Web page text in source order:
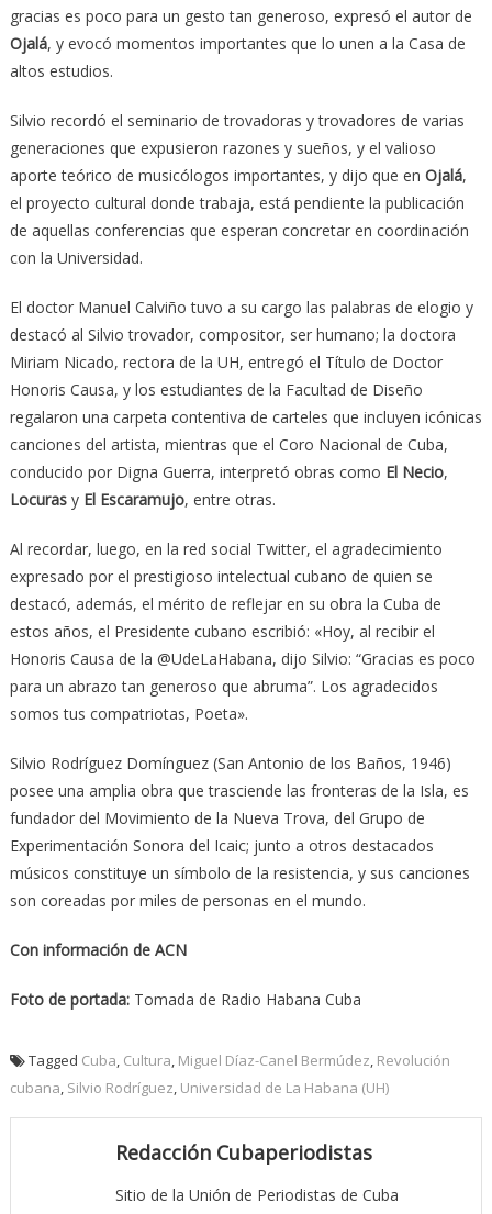
gracias es poco para un gesto tan generoso, expresó el autor de
Ojalá, y evocó momentos importantes que lo unen a la Casa de
altos estudios.
Silvio recordó el seminario de trovadoras y trovadores de varias
generaciones que expusieron razones y sueños, y el valioso
aporte teórico de musicólogos importantes, y dijo que en Ojalá,
el proyecto cultural donde trabaja, está pendiente la publicación
de aquellas conferencias que esperan concretar en coordinación
con la Universidad.
El doctor Manuel Calviño tuvo a su cargo las palabras de elogio y
destacó al Silvio trovador, compositor, ser humano; la doctora
Miriam Nicado, rectora de la UH, entregó el Título de Doctor
Honoris Causa, y los estudiantes de la Facultad de Diseño
regalaron una carpeta contentiva de carteles que incluyen icónicas
canciones del artista, mientras que el Coro Nacional de Cuba,
conducido por Digna Guerra, interpretó obras como El Necio,
Locurasy El Escaramujo, entre otras.
Al recordar, luego, en la red social Twitter, el agradecimiento
expresado por el prestigioso intelectual cubano de quien se
destacó, además, el mérito de reflejar en su obra la Cuba de
estos años, el Presidente cubano escribió: «Hoy, al recibir el
Honoris Causa de la @UdeLaHabana, dijo Silvio: “Gracias es poco
para un abrazo tan generoso que abruma”. Los agradecidos
somos tus compatriotas, Poeta».
Silvio Rodríguez Domínguez (San Antonio de los Baños, 1946)
posee una amplia obra que trasciende las fronteras de la Isla, es
fundador del Movimiento de la Nueva Trova, del Grupo de
Experimentación Sonora del Icaic; junto a otros destacados
músicos constituye un símbolo de la resistencia, y sus canciones
son coreadas por miles de personas en el mundo.
Con información de ACN
Foto de portada:Tomada de Radio Habana Cuba
Tagged Cuba Cultura Miguel Díaz-Canel Bermúdez Revolución
cubana Silvio Rodríguez Universidad de La Habana (UH)
Redacción Cubaperiodistas
Sitio de la Unión de Periodistas de Cuba